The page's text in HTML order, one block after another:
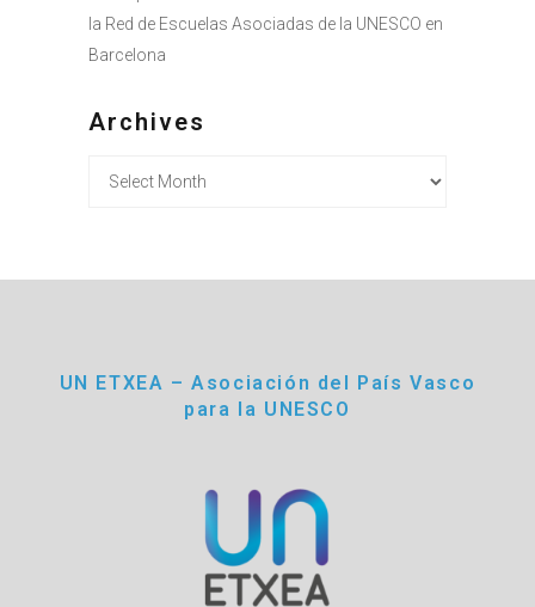
la Red de Escuelas Asociadas de la UNESCO en
Barcelona
Archives
Archives
UN ETXEA – Asociación del País Vasco
para la UNESCO